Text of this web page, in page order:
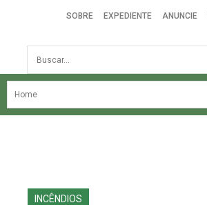
SOBRE EXPEDIENTE ANUNCIE
Busca
NOSSA HISTÓRIA
EDIÇÕES ANTERIORES
INCÊNDIOS